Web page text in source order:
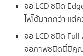
จอ LCD ชนิด
ไฟได้มากกว่า แต่
จอ LCD ชนิด Full
จอภาพชนิดนี้มีคุ